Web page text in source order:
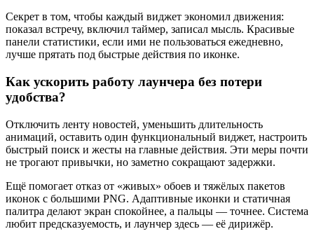
Секрет в том, чтобы каждый виджет экономил движения:
показал встречу, включил таймер, записал мысль. Красивые
панели статистики, если ими не пользоваться ежедневно,
лучше прятать под быстрые действия по иконке.
Как ускорить работу лаунчера без потери
удобства?
Отключить ленту новостей, уменьшить длительность
анимаций, оставить один функциональный виджет, настроить
быстрый поиск и жесты на главные действия. Эти меры почти
не трогают привычки, но заметно сокращают задержки.
Ещё помогает отказ от «живых» обоев и тяжёлых пакетов
иконок с большими PNG. Адаптивные иконки и статичная
палитра делают экран спокойнее, а пальцы — точнее. Система
любит предсказуемость, и лаунчер здесь — её дирижёр.